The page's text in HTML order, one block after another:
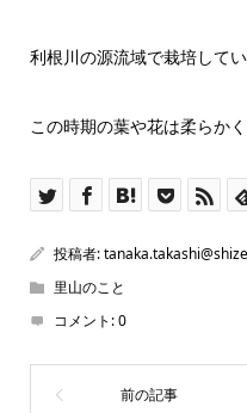
利根川の源流域で栽培してい
この時期の葉や花は柔らか
投稿者:
里山のこと
コメント:0